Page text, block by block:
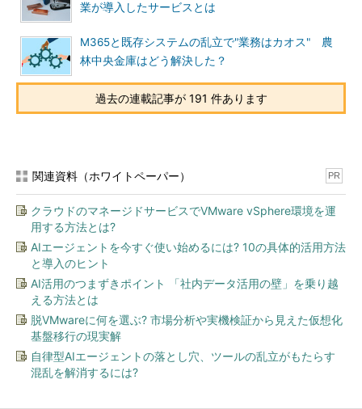
業が導入したサービスとは
M365と既存システムの乱立で"業務はカオス" 農
林中央金庫はどう解決した？
過去の連載記事が 191 件あります
関連資料（ホワイトペーパー） PR
クラウドのマネージドサービスでVMware vSphere環境を運
用する方法とは?
AIエージェントを今すぐ使い始めるには? 10の具体的活用方法
と導入のヒント
AI活用のつまずきポイント 「社内データ活用の壁」を乗り越
える方法とは
脱VMwareに何を選ぶ? 市場分析や実機検証から見えた仮想化
基盤移行の現実解
自律型AIエージェントの落とし穴、ツールの乱立がもたらす
混乱を解消するには?